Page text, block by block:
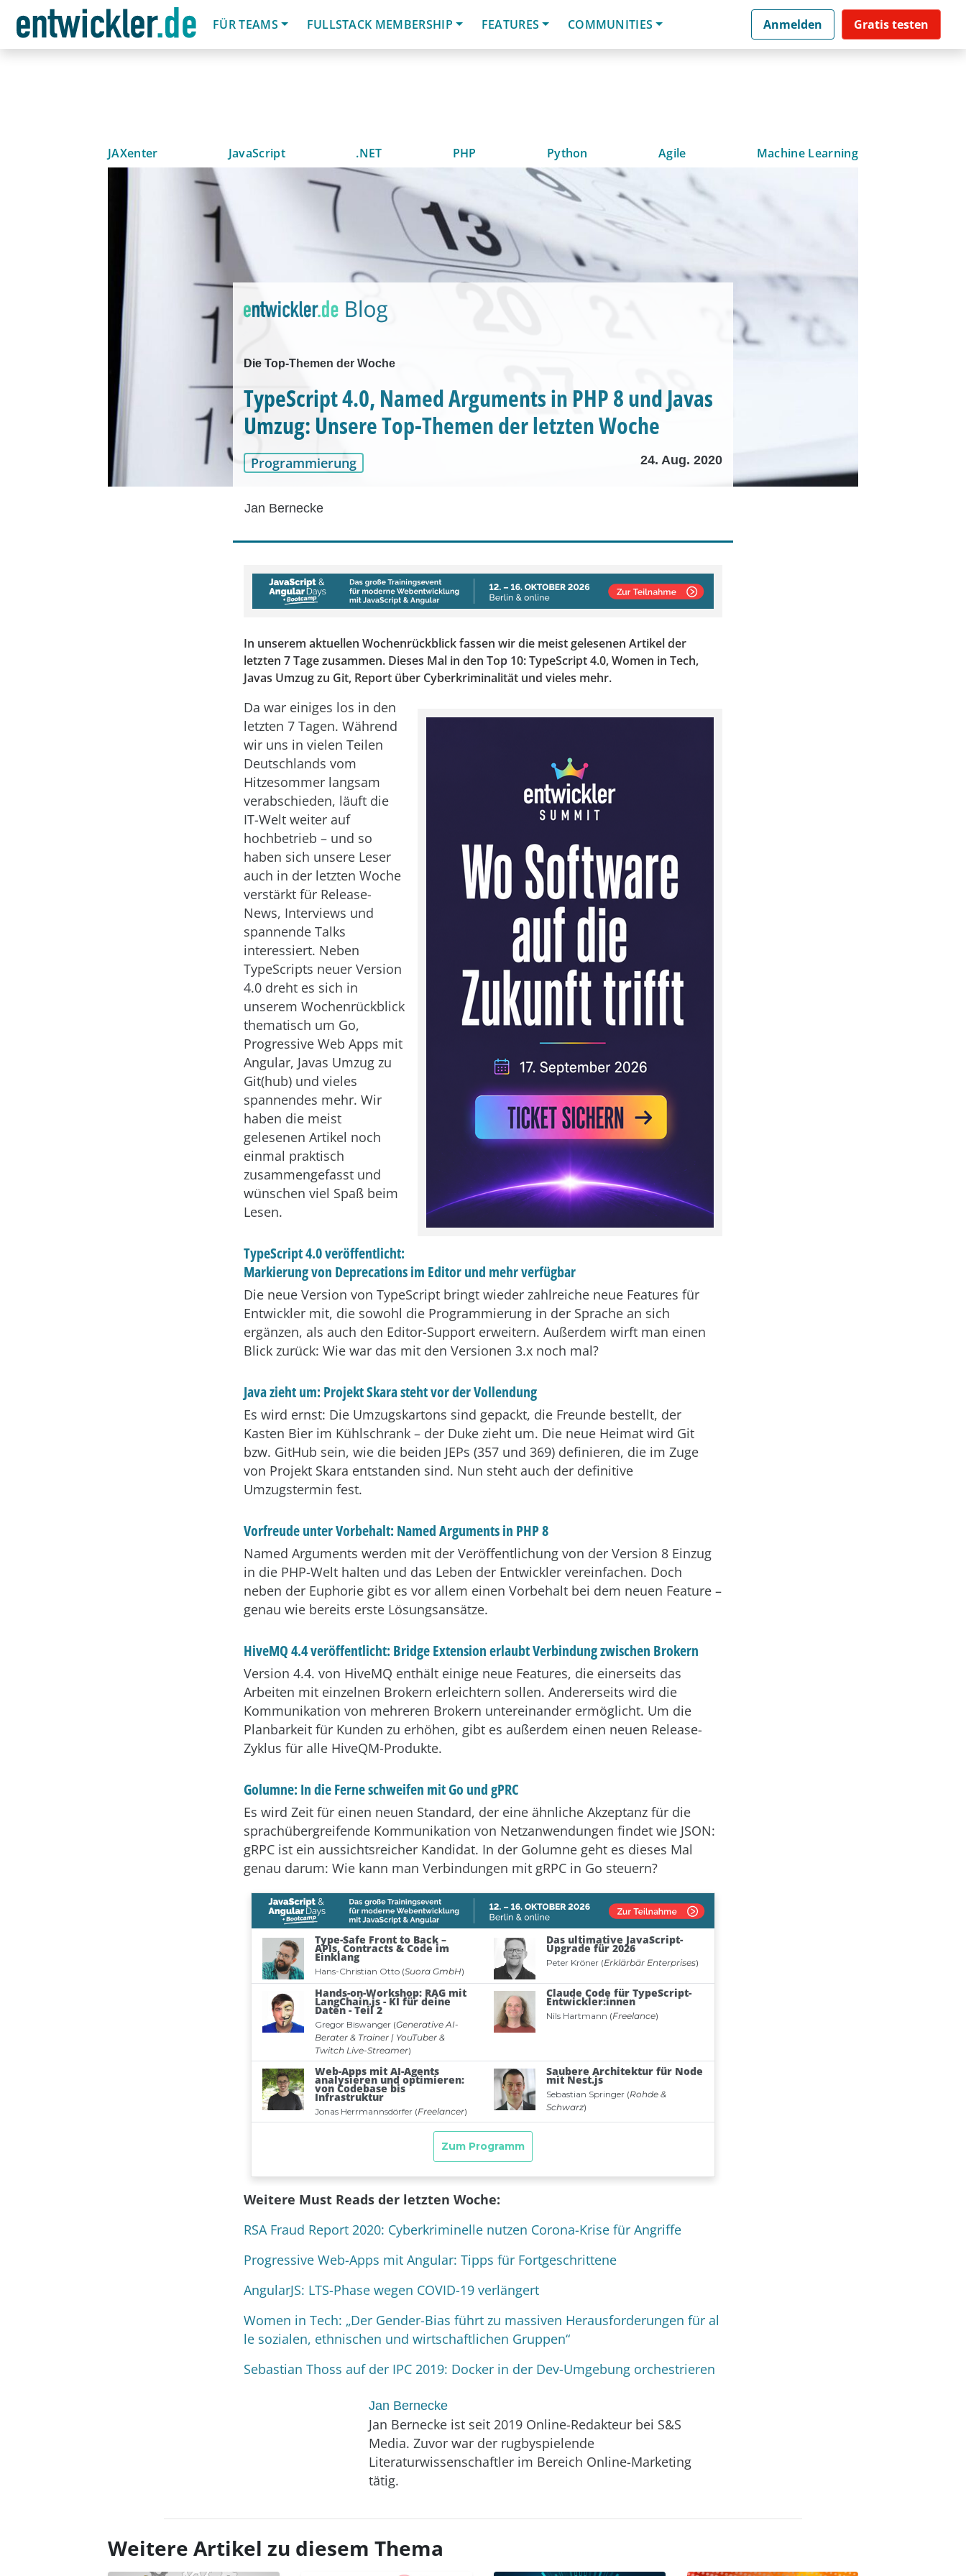
FÜR TEAMS
FULLSTACK MEMBERSHIP FEATURES COMMUNITIES Anmelden Gratis testen
JAXenter JavaScript .NET PHP Python Agile Machine Learning
Die Top-Themen der Woche
TypeScript 4.0, Named Arguments in PHP 8 und Javas
Umzug: Unsere Top-Themen der letzten Woche
Programmierung 24. Aug. 2020
Jan Bernecke
In unserem aktuellen Wochenrückblick fassen wir die meist gelesenen Artikel der
letzten 7 Tage zusammen. Dieses Mal in den Top 10: TypeScript 4.0, Women in Tech,
Javas Umzug zu Git, Report über Cyberkriminalität und vieles mehr.
Da war einiges los in den
letzten 7 Tagen. Während
wir uns in vielen Teilen
Deutschlands vom
Hitzesommer langsam
verabschieden, läuft die
IT-Welt weiter auf
hochbetrieb – und so
haben sich unsere Leser
auch in der letzten Woche
verstärkt für Release-
News, Interviews und
spannende Talks
interessiert. Neben
TypeScripts neuer Version
4.0 dreht es sich in
unserem Wochenrückblick
thematisch um Go,
Progressive Web Apps mit
Angular, Javas Umzug zu
Git(hub) und vieles
spannendes mehr. Wir
haben die meist
gelesenen Artikel noch
einmal praktisch
zusammengefasst und
wünschen viel Spaß beim
Lesen.
TypeScript 4.0 veröffentlicht:
Markierung von Deprecations im Editor und mehr verfügbar
Die neue Version von TypeScript bringt wieder zahlreiche neue Features für
Entwickler mit, die sowohl die Programmierung in der Sprache an sich
ergänzen, als auch den Editor-Support erweitern. Außerdem wirft man einen
Blick zurück: Wie war das mit den Versionen 3.x noch mal?
Java zieht um: Projekt Skara steht vor der Vollendung
Es wird ernst: Die Umzugskartons sind gepackt, die Freunde bestellt, der
Kasten Bier im Kühlschrank – der Duke zieht um. Die neue Heimat wird Git
bzw. GitHub sein, wie die beiden JEPs (357 und 369) definieren, die im Zuge
von Projekt Skara entstanden sind. Nun steht auch der definitive
Umzugstermin fest.
Vorfreude unter Vorbehalt: Named Arguments in PHP 8
Named Arguments werden mit der Veröffentlichung von der Version 8 Einzug
in die PHP-Welt halten und das Leben der Entwickler vereinfachen. Doch
neben der Euphorie gibt es vor allem einen Vorbehalt bei dem neuen Feature –
genau wie bereits erste Lösungsansätze.
HiveMQ 4.4 veröffentlicht: Bridge Extension erlaubt Verbindung zwischen Brokern
Version 4.4. von HiveMQ enthält einige neue Features, die einerseits das
Arbeiten mit einzelnen Brokern erleichtern sollen. Andererseits wird die
Kommunikation von mehreren Brokern untereinander ermöglicht. Um die
Planbarkeit für Kunden zu erhöhen, gibt es außerdem einen neuen Release-
Zyklus für alle HiveQM-Produkte.
Golumne: In die Ferne schweifen mit Go und gPRC
Es wird Zeit für einen neuen Standard, der eine ähnliche Akzeptanz für die
sprachübergreifende Kommunikation von Netzanwendungen findet wie JSON:
gRPC ist ein aussichtsreicher Kandidat. In der Golumne geht es dieses Mal
genau darum: Wie kann man Verbindungen mit gRPC in Go steuern?
Weitere Must Reads der letzten Woche:
RSA Fraud Report 2020: Cyberkriminelle nutzen Corona-Krise für Angriffe
Progressive Web-Apps mit Angular: Tipps für Fortgeschrittene
AngularJS: LTS-Phase wegen COVID-19 verlängert
Women in Tech: „Der Gender-Bias führt zu massiven Herausforderungen für al
le sozialen, ethnischen und wirtschaftlichen Gruppen“
Sebastian Thoss auf der IPC 2019: Docker in der Dev-Umgebung orchestrieren
Jan Bernecke
Jan Bernecke ist seit 2019 Online-Redakteur bei S&S
Media. Zuvor war der rugbyspielende
Literaturwissenschaftler im Bereich Online-Marketing
tätig.
Weitere Artikel zu diesem Thema